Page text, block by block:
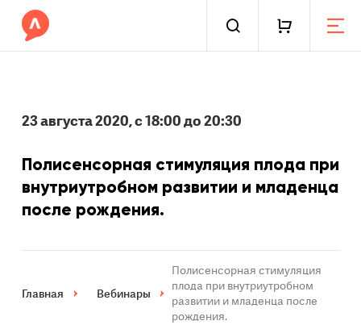
23 августа 2020, с 18:00 до 20:30
Полисенсорная стимуляция плода при
внутриутробном развитии и младенца
после рождения.
Главная Вебинары
Полисенсорная стимуляция
плода при внутриутробном
развитии и младенца после
рождения.